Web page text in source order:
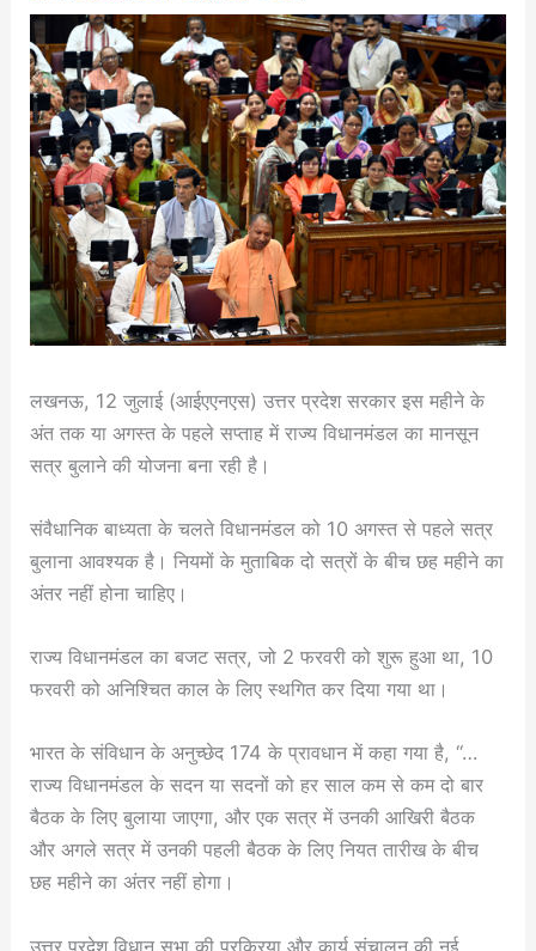
लखनऊ, 12 जुलाई (आईएएनएस) उत्तर प्रदेश सरकार इस महीने के
अंत तक या अगस्त के पहले सप्ताह में राज्य विधानमंडल का मानसून
सत्र बुलाने की योजना बना रही है।
संवैधानिक बाध्यता के चलते विधानमंडल को 10 अगस्त से पहले सत्र
बुलाना आवश्यक है। नियमों के मुताबिक दो सत्रों के बीच छह महीने का
अंतर नहीं होना चाहिए।
राज्य विधानमंडल का बजट सत्र, जो 2 फरवरी को शुरू हुआ था, 10
फरवरी को अनिश्चित काल के लिए स्थगित कर दिया गया था।
भारत के संविधान के अनुच्छेद 174 के प्रावधान में कहा गया है, “…
राज्य विधानमंडल के सदन या सदनों को हर साल कम से कम दो बार
बैठक के लिए बुलाया जाएगा, और एक सत्र में उनकी आखिरी बैठक
और अगले सत्र में उनकी पहली बैठक के लिए नियत तारीख के बीच
छह महीने का अंतर नहीं होगा।
उत्तर प्रदेश विधान सभा की प्रक्रिया और कार्य संचालन की नई